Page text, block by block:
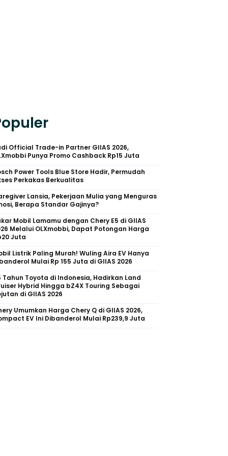
Official Trade-in Partner GIIAS 2026,
Punya Promo Cashback Rp15 Juta
Power Tools Blue Store Hadir, Permudah
Perkakas Berkualitas
Lansia, Pekerjaan Mulia yang Menguras
Berapa Standar Gajinya?
Mobil Lamamu dengan Chery E5 di GIIAS
Melalui OLXmobbi, Dapat Potongan Harga
Juta
Listrik Paling Murah! Wuling Aira EV Hanya
Mulai Rp 155 Juta di GIIAS 2026
Tahun Toyota di Indonesia, Hadirkan Land
Hybrid Hingga bZ4X Touring Sebagai
di GIIAS 2026
Umumkan Harga Chery Q di GIIAS 2026,
EV Ini Dibanderol Mulai Rp239,9 Juta